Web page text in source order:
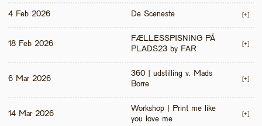
4 Feb 2026 De Sceneste [+]
18 Feb 2026
FÆLLESSPISNING PÅ
PLADS23 by FAR
[+]
6 Mar 2026
360 | udstilling v. Mads
Borre
[+]
14 Mar 2026
Workshop | Print me like
you love me
[+]